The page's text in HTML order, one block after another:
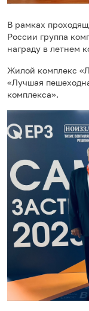
В рамках
России группа
награду в летнем
Жилой комплекс
«Лучшая
комплекса».